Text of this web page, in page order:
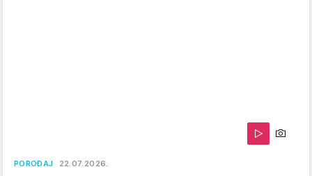
POROĐAJ 22.07.2026.